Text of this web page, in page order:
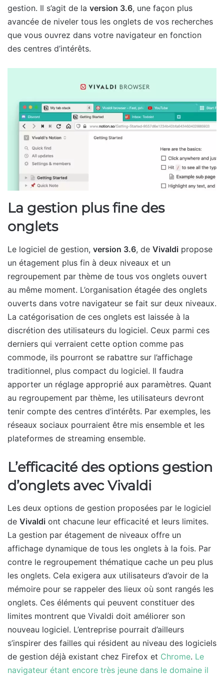
gestion. Il s’agit de la version 3.6, une façon plus
avancée de niveler tous les onglets de vos recherches
que vous ouvrez dans votre navigateur en fonction
des centres d’intérêts.
La gestion plus fine des
onglets
Le logiciel de gestion, version 3.6, de Vivaldi propose
un étagement plus fin à deux niveaux et un
regroupement par thème de tous vos onglets ouvert
au même moment. L’organisation étagée des onglets
ouverts dans votre navigateur se fait sur deux niveaux.
La catégorisation de ces onglets est laissée à la
discrétion des utilisateurs du logiciel. Ceux parmi ces
derniers qui verraient cette option comme pas
commode, ils pourront se rabattre sur l’affichage
traditionnel, plus compact du logiciel. Il faudra
apporter un réglage approprié aux paramètres. Quant
au regroupement par thème, les utilisateurs devront
tenir compte des centres d’intérêts. Par exemples, les
réseaux sociaux pourraient être mis ensemble et les
plateformes de streaming ensemble.
L’efficacité des options gestion
d’onglets avec Vivaldi
Les deux options de gestion proposées par le logiciel
de Vivaldi ont chacune leur efficacité et leurs limites.
La gestion par étagement de niveaux offre un
affichage dynamique de tous les onglets à la fois. Par
contre le regroupement thématique cache un peu plus
les onglets. Cela exigera aux utilisateurs d’avoir de la
mémoire pour se rappeler des lieux où sont rangés les
onglets. Ces éléments qui peuvent constituer des
limites montrent que Vivaldi doit améliorer son
nouveau logiciel. L’entreprise pourrait d’ailleurs
s’inspirer des failles qui résident au niveau des logiciels
de gestion déjà existant chez Firefox et Chrome. Le
navigateur étant encore très jeune dans le domaine il